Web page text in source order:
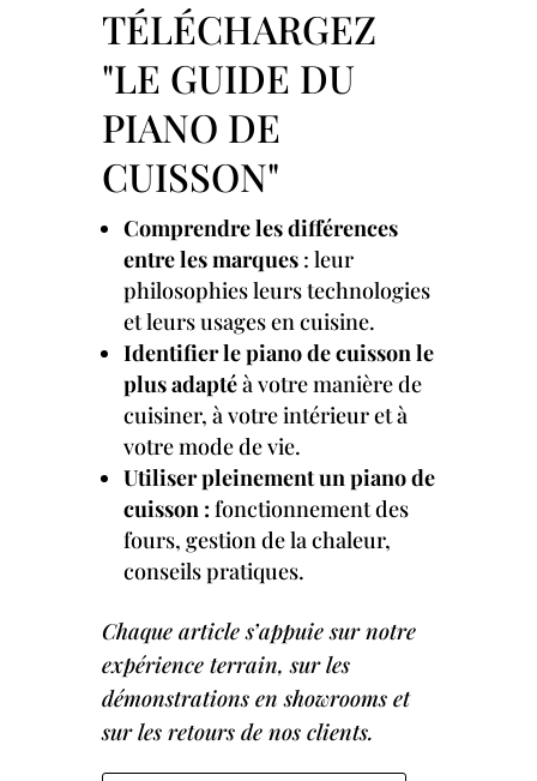
TÉLÉCHARGEZ
"LE GUIDE DU
PIANO DE
CUISSON"
Comprendre les différences
entre les marques: leur
philosophies leurs technologies
et leurs usages en cuisine.
Identifier le piano de cuisson le
plus adaptéà votre manière de
cuisiner, à votre intérieur et à
votre mode de vie.
Utiliser pleinement un piano de
cuisson : fonctionnement des
fours, gestion de la chaleur,
conseils pratiques.
Chaque article s’appuie sur notre
expérience terrain, sur les
démonstrations en showrooms et
sur les retours de nos clients.